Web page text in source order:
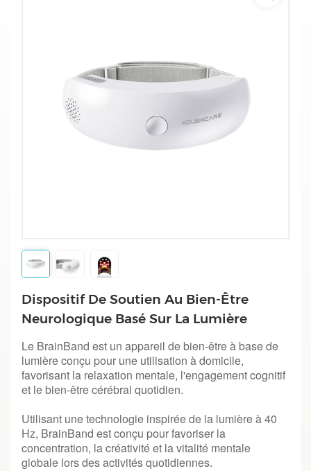
Dispositif De Soutien Au Bien-Être
Neurologique Basé Sur La Lumière
Le BrainBand est un appareil de bien-être à base de
lumière conçu pour une utilisation à domicile,
favorisant la relaxation mentale, l'engagement cognitif
et le bien-être cérébral quotidien.
Utilisant une technologie inspirée de la lumière à 40
Hz, BrainBand est conçu pour favoriser la
concentration, la créativité et la vitalité mentale
globale lors des activités quotidiennes.